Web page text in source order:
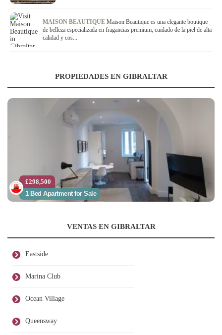
MAISON BEAUTIQUE Maison Beautique es una elegante boutique
de belleza especializada en fragancias premium, cuidado de la piel de alta
calidad y cos...
PROPIEDADES EN GIBRALTAR
£298,500
1 Bed Apartment for Sale
VENTAS EN GIBRALTAR
Eastside
Marina Club
Ocean Village
Queensway